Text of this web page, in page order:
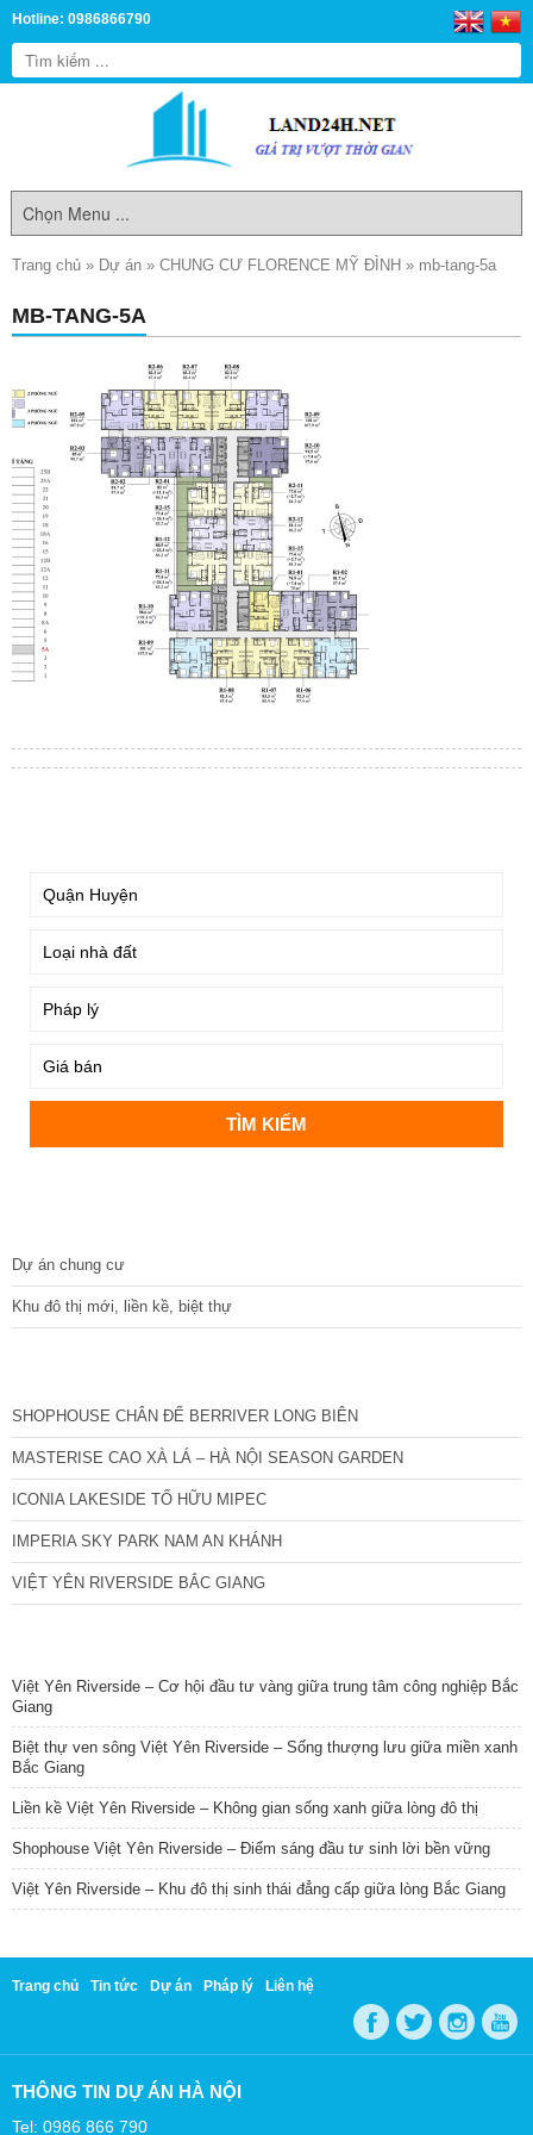
Hotline: 0986866790
Trang chủ » Dự án » CHUNG CƯ FLORENCE MỸ ĐÌNH » mb-tang-5a
MB-TANG-5A
Dự án chung cư
Khu đô thị mới, liền kề, biệt thự
SHOPHOUSE CHÂN ĐẾ BERRIVER LONG BIÊN
MASTERISE CAO XÀ LÁ – HÀ NỘI SEASON GARDEN
ICONIA LAKESIDE TỐ HỮU MIPEC
IMPERIA SKY PARK NAM AN KHÁNH
VIỆT YÊN RIVERSIDE BẮC GIANG
Việt Yên Riverside – Cơ hội đầu tư vàng giữa trung tâm công nghiệp Bắc
Giang
Biệt thự ven sông Việt Yên Riverside – Sống thượng lưu giữa miền xanh
Bắc Giang
Liền kề Việt Yên Riverside – Không gian sống xanh giữa lòng đô thị
Shophouse Việt Yên Riverside – Điểm sáng đầu tư sinh lời bền vững
Việt Yên Riverside – Khu đô thị sinh thái đẳng cấp giữa lòng Bắc Giang
Trang chủ Tin tức Dự án Pháp lý Liên hệ
THÔNG TIN DỰ ÁN HÀ NỘI
Tel: 0986 866 790